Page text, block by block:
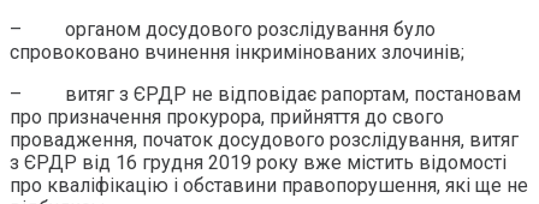
– органом досудового розслідування було
спровоковано вчинення інкримінованих злочинів;
– витяг з ЄРДР не відповідає рапортам, постановам
про призначення прокурора, прийняття до свого
провадження, початок досудового розслідування, витяг
з ЄРДР від 16 грудня 2019 року вже містить відомості
про кваліфікацію і обставини правопорушення, які ще не